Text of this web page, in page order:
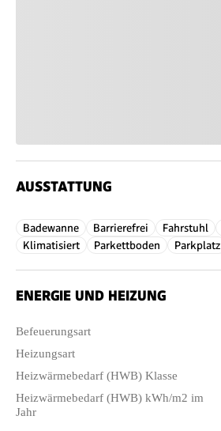
AUSSTATTUNG
Badewanne Barrierefrei Fahrstuhl
Klimatisiert
Parkettboden Parkplatz
ENERGIE UND HEIZUNG
Befeuerungsart
Heizungsart
Heizwärmebedarf (HWB) Klasse
Heizwärmebedarf (HWB) kWh/m2 im
Jahr